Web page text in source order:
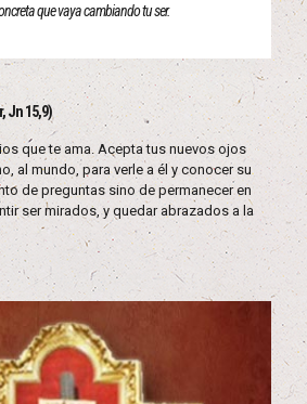
que vaya cambiando tu ser.
Jn 15,9)
que te ama. Acepta tus nuevos ojos
al mundo, para verle a él y conocer su
de preguntas sino de permanecer en
ser mirados, y quedar abrazados a la